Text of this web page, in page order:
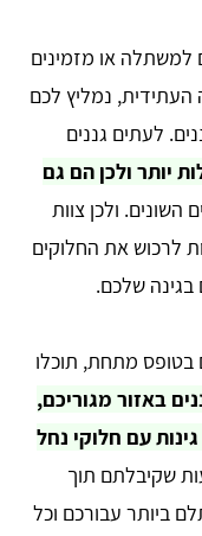
למשתלה או מזמינים
העתידית, נמליץ לכם
לעתים גננים
יותר ולכן הם גם
השונים. ולכן צוות
לרכוש את החלוקים
בגינה שלכם.
מתחת, תוכלו
באזור מגוריכם,
עם חלוקי נחל
שקיבלתם תוך
ביותר עבורכם וכל